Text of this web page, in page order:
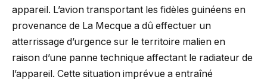
appareil. L’avion transportant les fidèles guinéens en
provenance de La Mecque a dû effectuer un
atterrissage d’urgence sur le territoire malien en
raison d’une panne technique affectant le radiateur de
l’appareil. Cette situation imprévue a entraîné